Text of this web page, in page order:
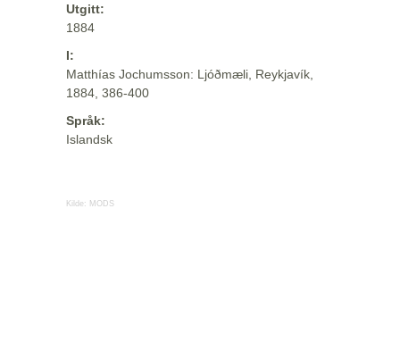
Utgitt:
1884
I:
Matthías Jochumsson: Ljóðmæli, Reykjavík,
1884, 386-400
Språk:
Islandsk
Kilde: MODS